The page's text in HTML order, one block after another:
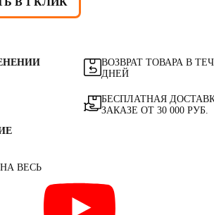
ВОЗВРАТ ТОВАРА В
ДНЕЙ
ВЕСЬ
БЕСПЛАТНАЯ
ЗАКАЗЕ ОТ 30 000 РУБ.